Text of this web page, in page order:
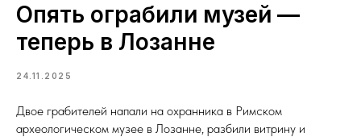
Опять ограбили музей —
теперь в Лозанне
24.11.2025
Двое грабителей напали на охранника в Римском
археологическом музее в Лозанне, разбили витрину и